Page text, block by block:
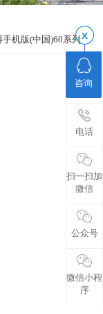
手机版(中国)60系列
咨询
电话
扫一扫加
微信
公众号
微信小程
序